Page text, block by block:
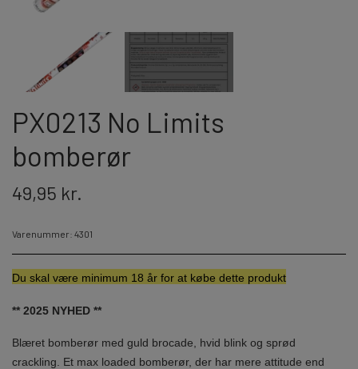
J-FIREWORKS
DPA
JUNIOR - OG FAMILIEKRUDT
FONTÆNER
STORMLIGHTER
BORDBOMBER & PARTY POPPERS
KONFETTI
HATTE & ACCESSORIES
PX0213 No Limits
bomberør
49,95 kr.
Varenummer: 4301
Du skal være minimum 18 år for at købe dette produkt
** 2025 NYHED **
Blæret bomberør med guld brocade, hvid blink og sprød
crackling. Et max loaded bomberør, der har mere attitude end